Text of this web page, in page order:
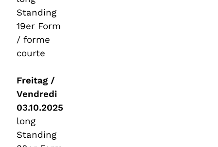
Standing
19er Form
/ forme
courte
Freitag /
Vendredi
03.10.2025
long
Standing